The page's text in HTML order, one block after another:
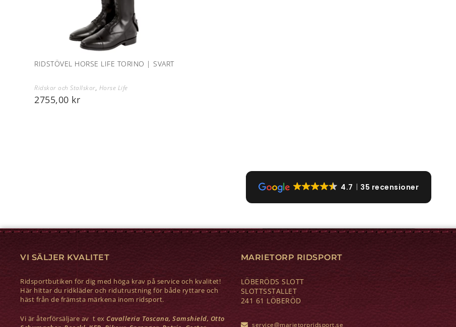
RIDSTÖVEL HORSE LIFE TORINO | SVART
Ridskor och Stallskor, Horse Life
2755,00 kr
4.7 35 recensioner
VI SÄLJER KVALITET
Ridsportbutiken för dig med höga krav på service och kvalitet!
Här hittar du ridkläder och ridutrustning för både ryttare och
häst från de främsta märkena inom ridsport.
Vi är återförsäljare av t ex Cavalleria Toscana, Samshield, Otto
MARIETORP RIDSPORT
LÖBERÖDS SLOTT
SLOTTSSTALLET
241 61 LÖBERÖD
service@marietorpridsport.se